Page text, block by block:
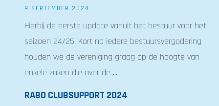
9 SEPTEMBER 2024
Hierbij de eerste update vanuit het bestuur voor het
seizoen 24/25. Kort na iedere bestuursvergadering
houden we de vereniging graag op de hoogte van
enkele zaken die over de ...
RABO CLUBSUPPORT 2024